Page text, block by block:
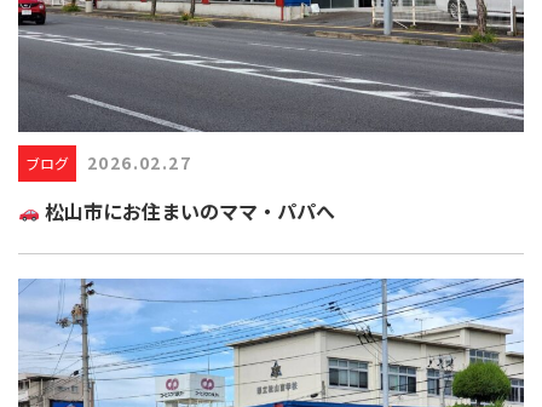
ブログ 2026.02.27
松山市にお住まいのママ・パパへ